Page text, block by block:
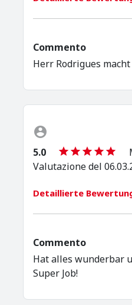
Commento
Herr Rodrigues
5.0
Valutazione del
Detaillierte
Commento
Hat alles wunderbar
Super Job!